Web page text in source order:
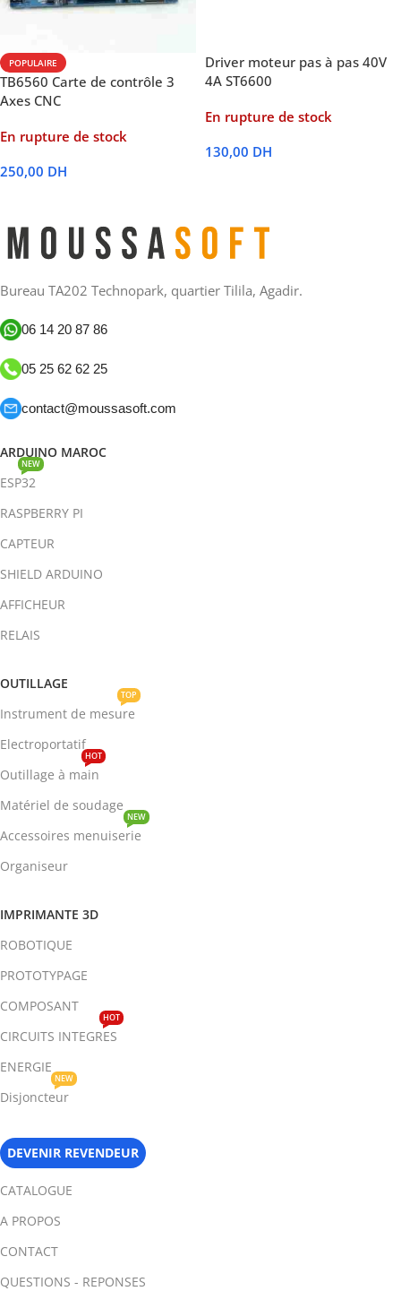
POPULAIRE
TB6560 Carte de contrôle 3
Axes CNC
En rupture de stock
250,00 DH
Driver moteur pas à pas 40V
4A ST6600
En rupture de stock
130,00 DH
Bureau TA202 Technopark, quartier Tilila, Agadir.
06 14 20 87 86
05 25 62 62 25
contact@moussasoft.com
ARDUINO MAROC
ESP32
NEW
RASPBERRY PI
CAPTEUR
SHIELD ARDUINO
AFFICHEUR
RELAIS
OUTILLAGE
Instrument de mesure
TOP
Electroportatif
Outillage à main
HOT
Matériel de soudage
Accessoires menuiserie
NEW
Organiseur
IMPRIMANTE 3D
ROBOTIQUE
PROTOTYPAGE
COMPOSANT
CIRCUITS INTEGRES
HOT
ENERGIE
Disjoncteur
NEW
DEVENIR REVENDEUR
CATALOGUE
A PROPOS
CONTACT
QUESTIONS - REPONSES